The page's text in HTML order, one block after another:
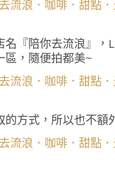
名『陪你去流浪』
區，隨便拍都美~
方式，所以也不額